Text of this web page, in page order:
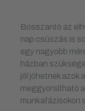
Bosszantó az
nap csúszás is
egy nagyobb
házban
jól jöhetnek azok
meggyorsítható
munkafázisokon